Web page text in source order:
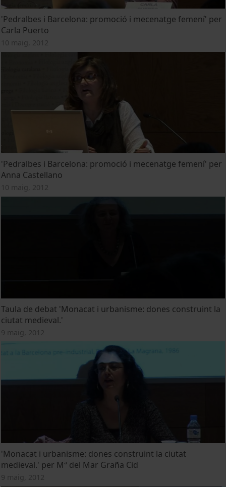
'Pedralbes i Barcelona: promoció i mecenatge femení' per
Carla Puerto
10 maig, 2012
'Pedralbes i Barcelona: promoció i mecenatge femení' per
Anna Castellano
10 maig, 2012
Taula de debat 'Monacat i urbanisme: dones construint la
ciutat medieval.'
9 maig, 2012
'Monacat i urbanisme: dones construint la ciutat
medieval.' per Mª del Mar Graña Cid
9 maig, 2012